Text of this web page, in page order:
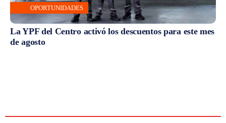
OPORTUNIDADES
La YPF del Centro activó los descuentos para este mes
de agosto